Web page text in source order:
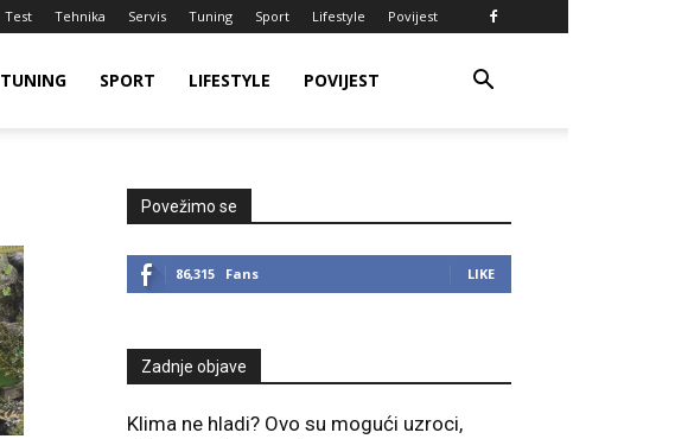
Test Tehnika Servis Tuning Sport Lifestyle Povijest
TUNING SPORT LIFESTYLE POVIJEST
Povežimo se
86,315 Fans LIKE
Zadnje objave
Klima ne hladi? Ovo su mogući uzroci,